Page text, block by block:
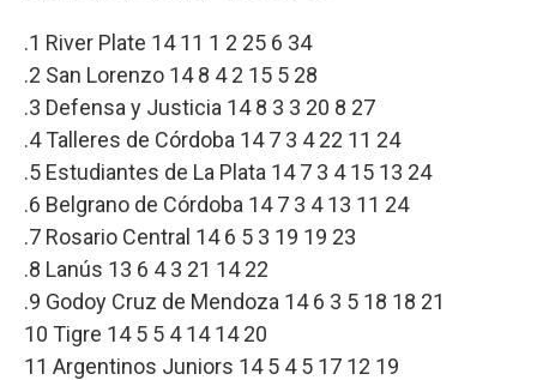
.1 River Plate 14 11 1 2 25 6 34
.2 San Lorenzo 14 8 4 2 15 5 28
.3 Defensa y Justicia 14 8 3 3 20 8 27
.4 Talleres de Córdoba 14 7 3 4 22 11 24
.5 Estudiantes de La Plata 14 7 3 4 15 13 24
.6 Belgrano de Córdoba 14 7 3 4 13 11 24
.7 Rosario Central 14 6 5 3 19 19 23
.8 Lanús 13 6 4 3 21 14 22
.9 Godoy Cruz de Mendoza 14 6 3 5 18 18 21
10 Tigre 14 5 5 4 14 14 20
11 Argentinos Juniors 14 5 4 5 17 12 19